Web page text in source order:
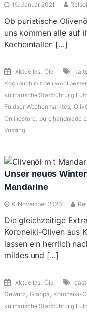
15. Januar 2021
Ob puristische
uns kommen alle auf
Kocheinfällen […]
Aktuelles, Öle
Kochbuch mit den wohl
kulinarische Stadtführung
Fuldaer Wochenmarktes,
Onlinestore, pure handmade
Vössing
Unser neues
Mandarine
6. November 2020
Die gleichzeitige
Koroneiki-Oliven aus
lassen ein herrlich
mildes und […]
Aktuelles, Öle
Gewürz , Grappa , Koroneiki-
kulinarische Stadtführung